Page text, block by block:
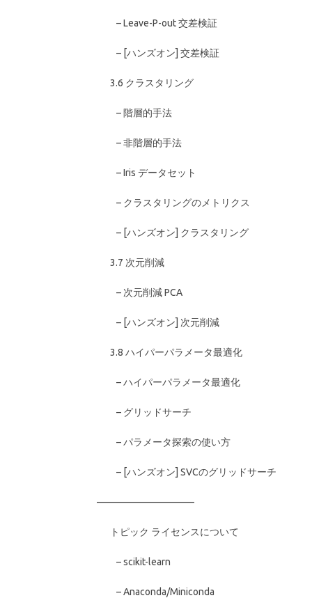
– Leave-P-out 交差検証
– [ハンズオン] 交差検証
3.6 クラスタリング
– 階層的手法
– 非階層的手法
– Iris データセット
– クラスタリングのメトリクス
– [ハンズオン] クラスタリング
3.7 次元削減
– 次元削減 PCA
– [ハンズオン] 次元削減
3.8 ハイパーパラメータ最適化
– ハイパーパラメータ最適化
– グリッドサーチ
– パラメータ探索の使い方
– [ハンズオン] SVCのグリッドサーチ
——————————
トピック ライセンスについて
– scikit-learn
– Anaconda/Miniconda